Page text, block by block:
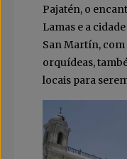
Pajatén, o
Lamas e a
San Martín, com
orquídeas,
locais para